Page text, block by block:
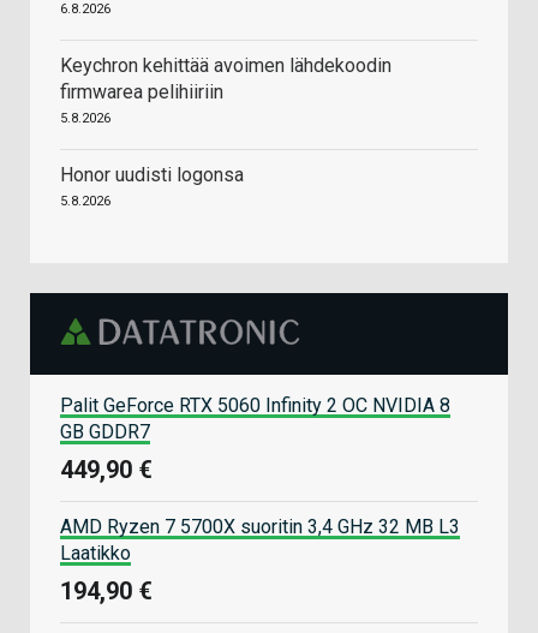
6.8.2026
Keychron kehittää avoimen lähdekoodin
firmwarea pelihiiriin
5.8.2026
Honor uudisti logonsa
5.8.2026
Palit GeForce RTX 5060 Infinity 2 OC NVIDIA 8
GB GDDR7
449,90 €
AMD Ryzen 7 5700X suoritin 3,4 GHz 32 MB L3
Laatikko
194,90 €